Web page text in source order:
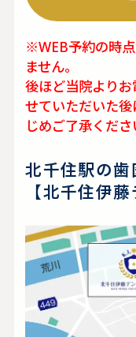
※WEB予約の時
ません。
後ほど当院より
せていただいた
じめご了承くださ
北千住駅の歯
【北千住伊